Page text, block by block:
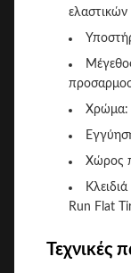
ελαστικών
Χρώμα:
Χώρος
Run Flat
Τεχνικές